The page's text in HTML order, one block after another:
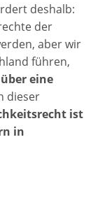
deshalb:
der
aber wir
führen,
über eine
dieser
ist
in